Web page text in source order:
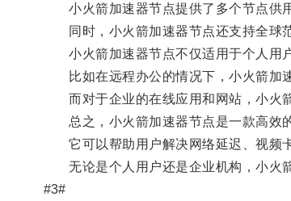
小火箭加速器节点提供了多个节点供用
同时，小火箭加速器节点还支持全球范
小火箭加速器节点不仅适用于个人用户
比如在远程办公的情况下，小火箭加速
而对于企业的在线应用和网站，小火箭
总之，小火箭加速器节点是一款高效的
它可以帮助用户解决网络延迟、视频卡
无论是个人用户还是企业机构，小火箭
#3#